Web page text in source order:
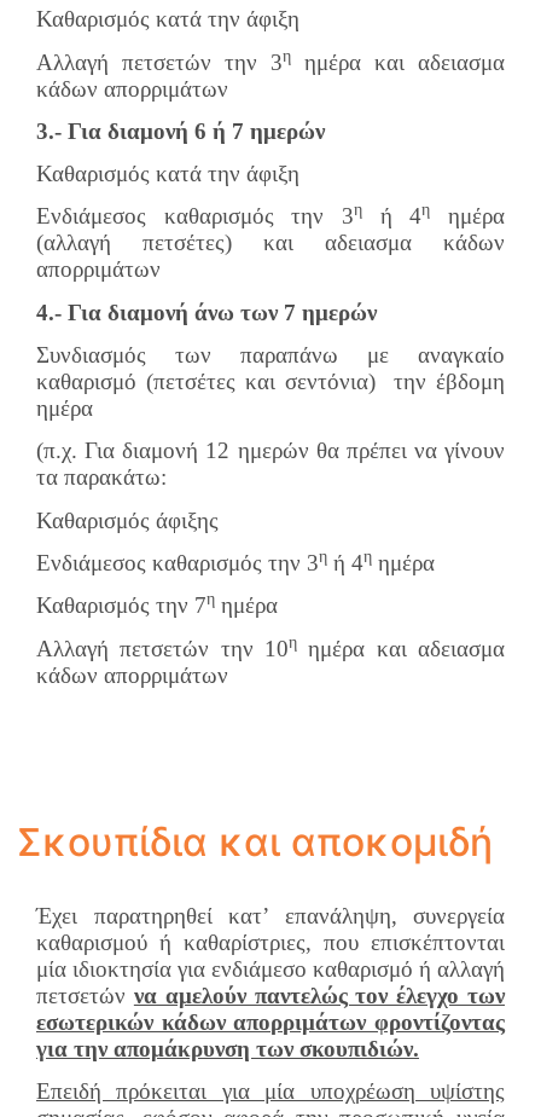
Καθαρισμός κατά την άφιξη
Αλλαγή πετσετών την 3η
ημέρα και αδειασμα
κάδων απορριμάτων
3.- Για διαμονή 6 ή 7 ημερών
Καθαρισμός κατά την άφιξη
Ενδιάμεσος καθαρισμός την 3η ή 4η
ημέρα
(αλλαγή πετσέτες) και αδειασμα κάδων
απορριμάτων
4.- Για διαμονή άνω των 7 ημερών
Συνδιασμός των παραπάνω με αναγκαίο
καθαρισμό (πετσέτες και σεντόνια) την έβδομη
ημέρα
(π.χ. Για διαμονή 12 ημερών θα πρέπει να γίνουν
τα παρακάτω:
Καθαρισμός άφιξης
Ενδιάμεσος καθαρισμός την 3η ή 4η ημέρα
Καθαρισμός την 7η ημέρα
Αλλαγή πετσετών την 10η ημέρα και αδειασμα
κάδων απορριμάτων
Σκουπίδια και αποκομιδή
Έχει παρατηρηθεί κατ’ επανάληψη, συνεργεία
καθαρισμού ή καθαρίστριες, που επισκέπτονται
μία ιδιοκτησία για ενδιάμεσο καθαρισμό ή αλλαγή
πετσετών να αμελούν παντελώς τον έλεγχο των
εσωτερικών κάδων απορριμάτων φροντίζοντας
για την απομάκρυνση των σκουπιδιών.
Επειδή πρόκειται για μία υποχρέωση υψίστης